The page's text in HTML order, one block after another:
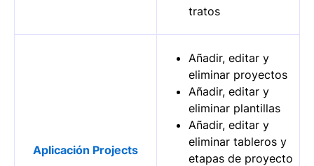
tratos
Aplicación Projects
Añadir, editar y
eliminar proyectos
Añadir, editar y
eliminar plantillas
Añadir, editar y
eliminar tableros y
etapas de proyecto